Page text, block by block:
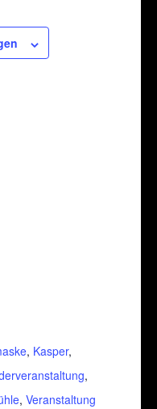
, Kasper,
,
, Veranstaltung